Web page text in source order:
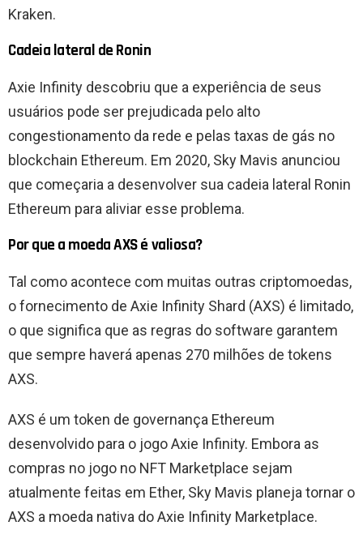
Kraken.
Cadeia lateral de Ronin
Axie Infinity descobriu que a experiência de seus
usuários pode ser prejudicada pelo alto
congestionamento da rede e pelas taxas de gás no
blockchain Ethereum. Em 2020, Sky Mavis anunciou
que começaria a desenvolver sua cadeia lateral Ronin
Ethereum para aliviar esse problema.
Por que a moeda AXS é valiosa?
Tal como acontece com muitas outras criptomoedas,
o fornecimento de Axie Infinity Shard (AXS) é limitado,
o que significa que as regras do software garantem
que sempre haverá apenas 270 milhões de tokens
AXS.
AXS é um token de governança Ethereum
desenvolvido para o jogo Axie Infinity. Embora as
compras no jogo no NFT Marketplace sejam
atualmente feitas em Ether, Sky Mavis planeja tornar o
AXS a moeda nativa do Axie Infinity Marketplace.